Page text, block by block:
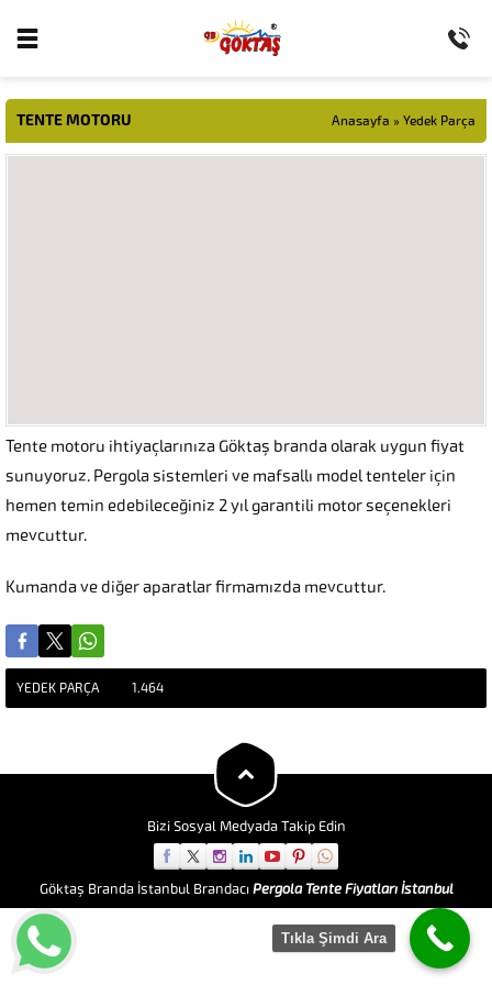
TENTE MOTORU Anasayfa » Yedek Parça
Tente motoru ihtiyaçlarınıza Göktaş branda olarak uygun fiyat
sunuyoruz. Pergola sistemleri ve mafsallı model tenteler için
hemen temin edebileceğiniz 2 yıl garantili motor seçenekleri
mevcuttur.
Kumanda ve diğer aparatlar firmamızda mevcuttur.
YEDEK PARÇA 1.464
Bizi Sosyal Medyada Takip Edin
Göktaş Branda İstanbul Brandacı Pergola Tente Fiyatları İstanbul
Tıkla Şimdi Ara